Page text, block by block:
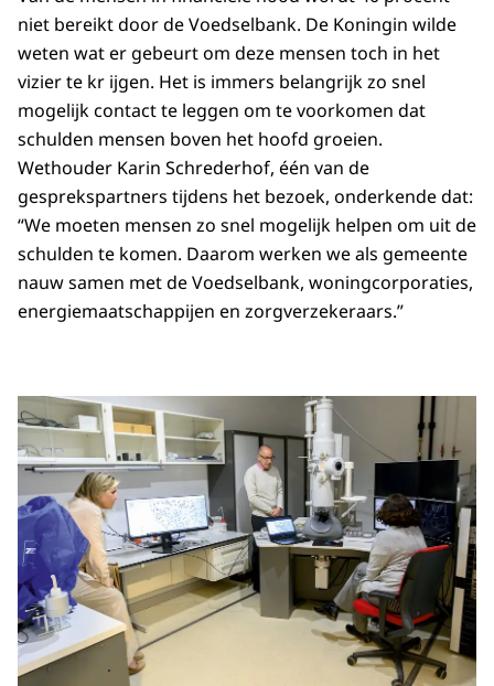
niet bereikt door de Voedselbank. De Koningin wilde
weten wat er gebeurt om deze mensen toch in het
vizier te kr ijgen. Het is immers belangrijk zo snel
mogelijk contact te leggen om te voorkomen dat
schulden mensen boven het hoofd groeien.
Wethouder Karin Schrederhof, één van de
gesprekspartners tijdens het bezoek, onderkende dat:
“We moeten mensen zo snel mogelijk helpen om uit de
schulden te komen. Daarom werken we als gemeente
nauw samen met de Voedselbank, woningcorporaties,
energiemaatschappijen en zorgverzekeraars.”